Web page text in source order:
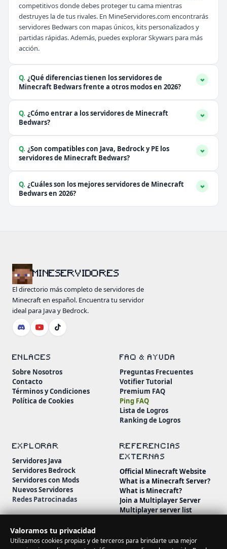
Valoramos tu privacidad
Utilizamos cookies propias y de terceros para brindarte una mejor
competitivos donde debes proteger tu cama mientras
destruyes la de tus rivales. En MineServidores.com encontrarás
servidores Bedwars con mapas únicos, kits personalizados y
partidas rápidas. Además, puedes explorarSkywars para más
acción.
Q. ¿Qué diferencias tienen los servidores de
Minecraft Bedwars frente a otros modos en 2026?
Q. ¿Cómo entrar a los servidores de Minecraft
Bedwars?
Q. ¿Son compatibles con Java, Bedrock y PE los
servidores de Minecraft Bedwars?
Q. ¿Cuáles son los mejores servidores de Minecraft
Bedwars en 2026?
MINESERVIDORES
El directorio más completo de servidores de
Minecraft en español. Encuentra tu servidor
ideal para Java y Bedrock.
ENLACES
Sobre Nosotros
Contacto
Términos y Condiciones
Política de Cookies
FAQ & AYUDA
Preguntas Frecuentes
Votifier Tutorial
Premium FAQ
Ping FAQ
Lista de Logros
Ranking de Logros
EXPLORAR
Servidores Java
Servidores Bedrock
Servidores con Mods
Nuevos Servidores
Redes Patrocinadas
REFERENCIAS
EXTERNAS
Official Minecraft Website
What is a Minecraft Server?
What is Minecraft?
Join a Multiplayer Server
Multiplayer server list